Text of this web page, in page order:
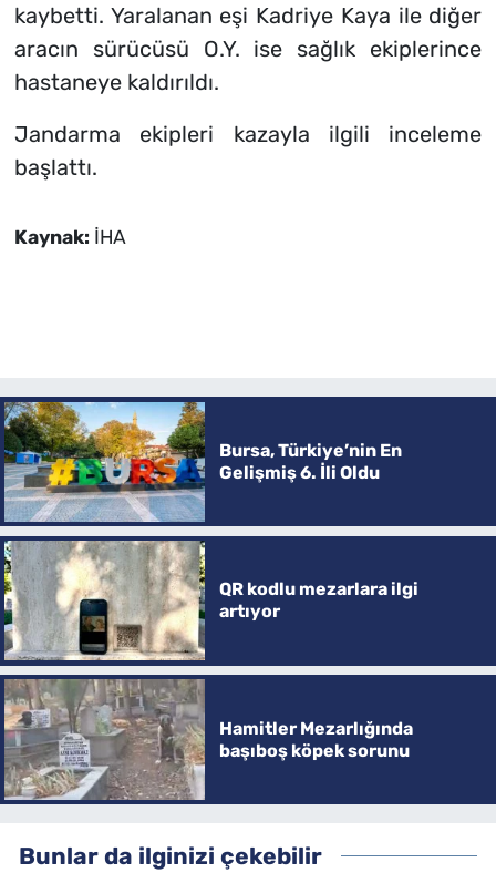
kaybetti. Yaralanan eşi Kadriye Kaya ile diğer
aracın sürücüsü O.Y. ise sağlık ekiplerince
hastaneye kaldırıldı.
Jandarma ekipleri kazayla ilgili inceleme
başlattı.
Kaynak: İHA
Bursa, Türkiye’nin En
Gelişmiş 6. İli Oldu
QR kodlu mezarlara ilgi
artıyor
Hamitler Mezarlığında
başıboş köpek sorunu
Bunlar da ilginizi çekebilir